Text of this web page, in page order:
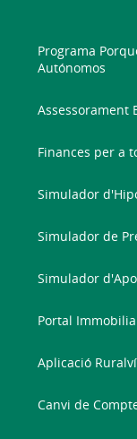
Programa
Autónomos
Assessorament
Finances per a
Simulador
Simulador de
Simulador
Portal
Aplicació
Canvi de